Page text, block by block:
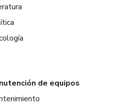
de equipos